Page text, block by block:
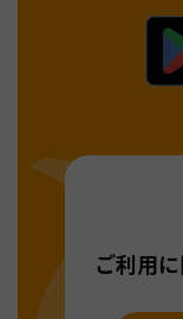
ご利用